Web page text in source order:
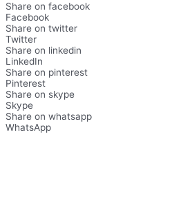
Share on facebook
Facebook
Share on twitter
Twitter
Share on linkedin
LinkedIn
Share on pinterest
Pinterest
Share on skype
Skype
Share on whatsapp
WhatsApp